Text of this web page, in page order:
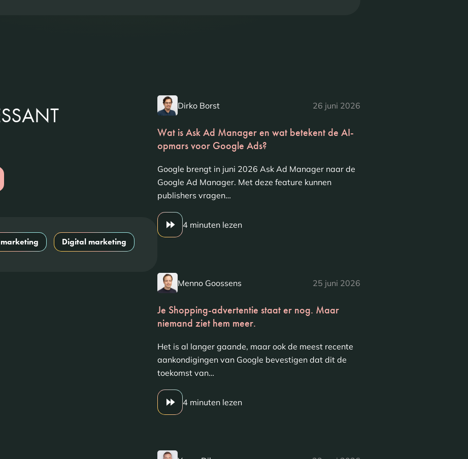
Digital marketing
Dirko Borst 26 juni 2026
Wat is Ask Ad Manager en wat betekent de AI-
opmars voor Google Ads?
Google brengt in juni 2026 Ask Ad Manager naar de
Google Ad Manager. Met deze feature kunnen
publishers vragen…
4 minuten lezen
Menno Goossens 25 juni 2026
Je Shopping-advertentie staat er nog. Maar
niemand ziet hem meer.
Het is al langer gaande, maar ook de meest recente
aankondigingen van Google bevestigen dat dit de
toekomst van…
4 minuten lezen